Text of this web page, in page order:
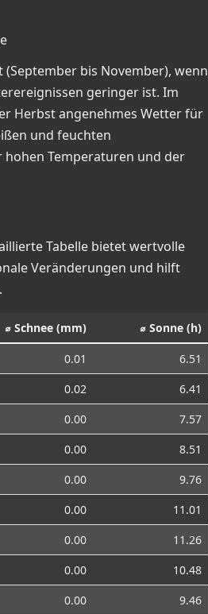
bis November), wenn
geringer ist. Im
Herbst angenehmes Wetter für
und feuchten
hohen Temperaturen und der
Tabelle bietet wertvolle
Veränderungen und hilft
⌀ Schnee (mm) ⌀ Sonne (h)
0.01
6.51
0.02
6.41
0.00
7.57
0.00
8.51
0.00
9.76
0.00
11.01
0.00
11.26
0.00
10.48
0.00
9.46